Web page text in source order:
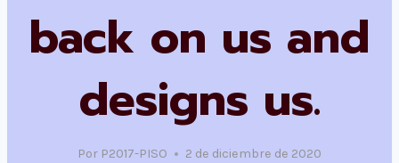
back on us and
designs us.
Por P2017-PISO 2 de diciembre de 2020